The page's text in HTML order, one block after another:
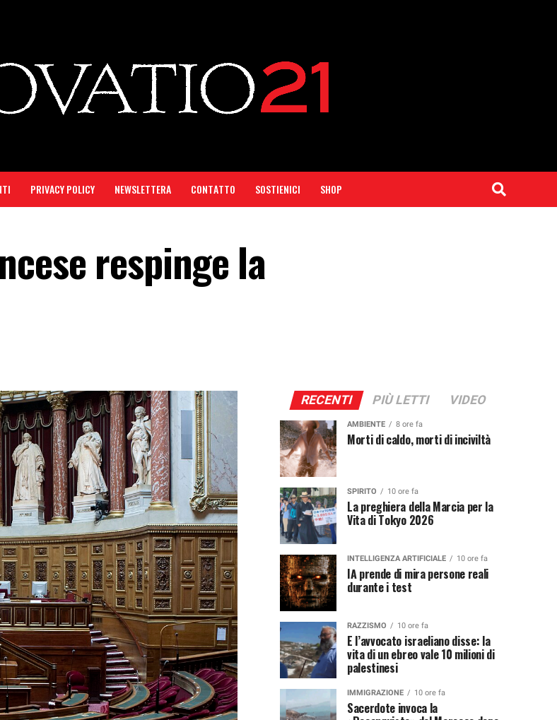
PRIVACY POLICY NEWSLETTERA CONTATTO SOSTIENICI SHOP
respinge la
RECENTI PIÙ LETTI VIDEO
AMBIENTE 8 ore fa
Morti di caldo, morti di inciviltà
SPIRITO 10 ore fa
La preghiera della Marcia per la
Vita di Tokyo 2026
INTELLIGENZA ARTIFICIALE 10 ore fa
IA prende di mira persone reali
durante i test
RAZZISMO 10 ore fa
E l’avvocato israeliano disse: la
vita di un ebreo vale 10 milioni di
palestinesi
IMMIGRAZIONE 10 ore fa
Sacerdote invoca la